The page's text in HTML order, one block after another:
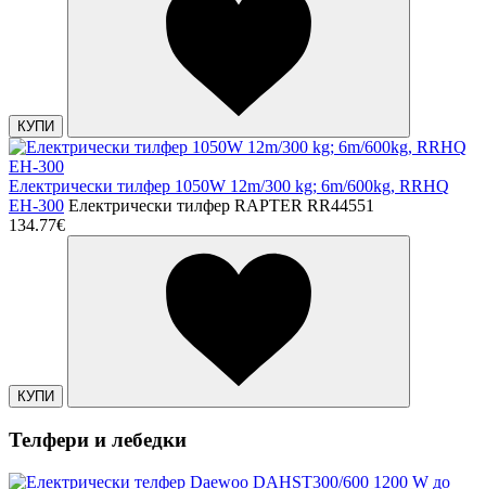
КУПИ
Eлектрически тилфер 1050W 12m/300 kg; 6m/600kg, RRHQ
EH-300 Eлектрически тилфер RAPTER RR44551
134.77€
КУПИ
Телфери и лебедки